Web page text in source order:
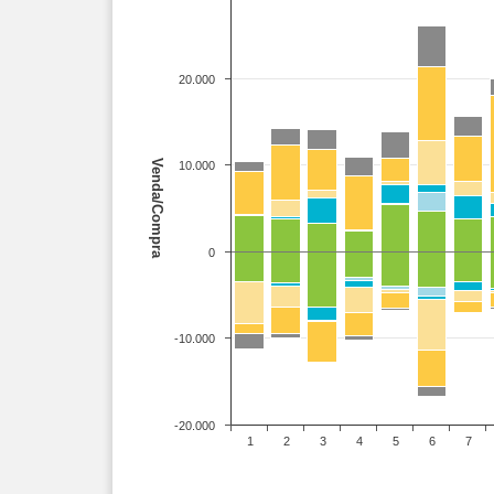
Venda/Compra
1 2 3 4 5 6 7
-20.000
-10.000
0
10.000
20.000